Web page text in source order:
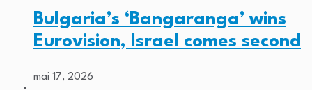
Bulgaria’s ‘Bangaranga’ wins
Eurovision, Israel comes second
mai 17, 2026